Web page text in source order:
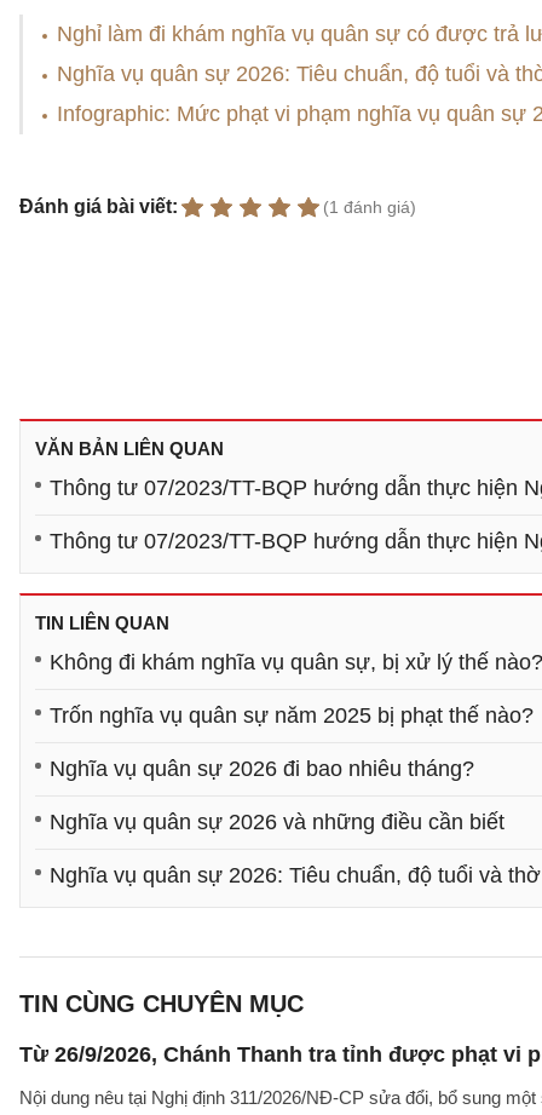
Nghỉ làm đi khám nghĩa vụ quân sự có được trả
Nghĩa vụ quân sự 2026: Tiêu chuẩn, độ tuổi và
Infographic: Mức phạt vi phạm nghĩa vụ quân sự
Đánh giá bài viết: (1 đánh giá)
VĂN BẢN LIÊN QUAN
Thông tư 07/2023/TT-BQP hướng dẫn thực hiện
Thông tư 07/2023/TT-BQP hướng dẫn thực hiện
TIN LIÊN QUAN
Không đi khám nghĩa vụ quân sự, bị xử lý thế
Trốn nghĩa vụ quân sự năm 2025 bị phạt thế nào?
Nghĩa vụ quân sự 2026 đi bao nhiêu tháng?
Nghĩa vụ quân sự 2026 và những điều cần biết
Nghĩa vụ quân sự 2026: Tiêu chuẩn, độ tuổi và
TIN CÙNG CHUYÊN MỤC
Từ 26/9/2026, Chánh Thanh tra tỉnh được phạt vi
Nội dung nêu tại Nghị định 311/2026/NĐ-CP sửa đổi, bổ sung